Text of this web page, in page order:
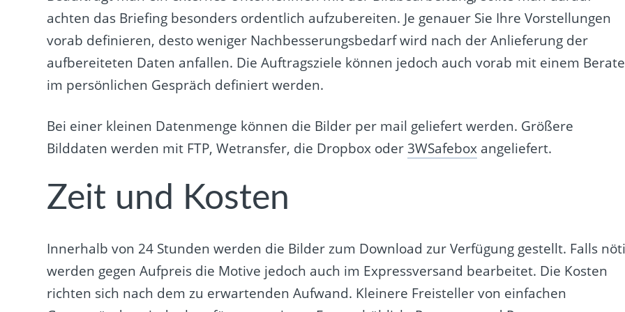
achten das Briefing besonders ordentlich aufzubereiten. Je genauer Sie Ihre Vorstellungen
vorab definieren, desto weniger Nachbesserungsbedarf wird nach der Anlieferung der
aufbereiteten Daten anfallen. Die Auftragsziele können jedoch auch vorab mit einem
im persönlichen Gespräch definiert werden.
Bei einer kleinen Datenmenge können die Bilder per mail geliefert werden. Größere
Bilddaten werden mit FTP, Wetransfer, die Dropbox oder3WSafebox angeliefert.
Zeit und Kosten
Innerhalb von 24 Stunden werden die Bilder zum Download zur Verfügung gestellt. Falls
werden gegen Aufpreis die Motive jedoch auch im Expressversand bearbeitet. Die Kosten
richten sich nach dem zu erwartenden Aufwand. Kleinere Freisteller von einfachen